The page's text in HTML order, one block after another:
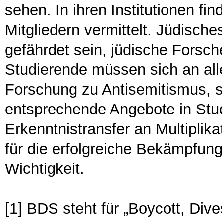
sehen. In ihren Institutionen
Mitgliedern vermittelt.
gefährdet sein, jüdische
Studierende müssen sich an
Forschung zu Antisemitismus,
entsprechende Angebote in
Erkenntnistransfer an
für die erfolgreiche
Wichtigkeit.
[1] BDS steht für „Boycott,